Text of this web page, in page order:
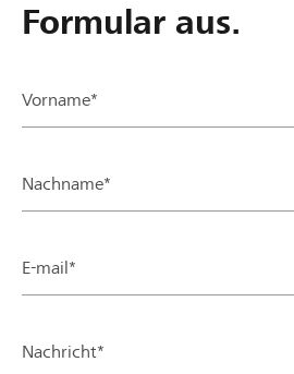
Formular aus.
Vorname*
Nachname*
E-mail*
Nachricht*